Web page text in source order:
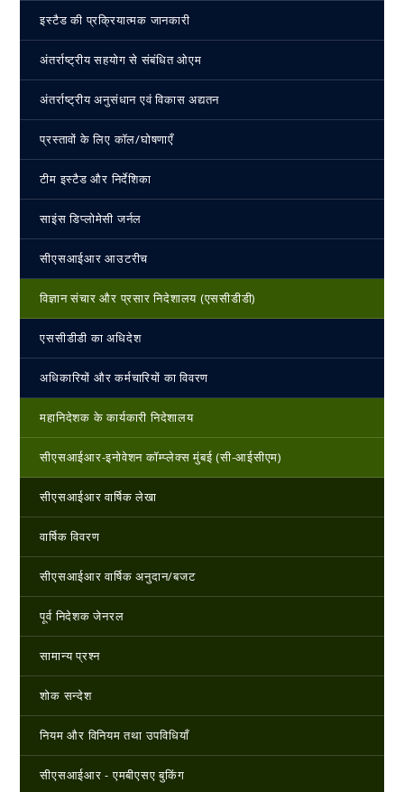
इस्‍टैड की प्रक्रियात्मक जानकारी
अंतर्राष्ट्रीय सहयोग से संबंधित ओएम
अंतर्राष्ट्रीय अनुसंधान एवं विकास अद्यतन
प्रस्तावों के लिए कॉल/घोषणाएँ
टीम इस्‍टैड और निर्देशिका
साइंस डिप्लोमेसी जर्नल
सीएसआईआर आउटरीच
विज्ञान संचार और प्रसार निदेशालय (एससीडीडी)
एससीडीडी का अधिदेश
अधिकारियों और कर्मचारियों का विवरण
महानिदेशक के कार्यकारी निदेशालय
सीएसआईआर-इनोवेशन कॉम्प्लेक्स मुंबई (सी-आईसीएम)
सीएसआईआर वार्षिक लेखा
वार्षिक विवरण
सीएसआईआर वार्षिक अनुदान/बजट
पूर्व निदेशक जेनरल
सामान्य प्रश्न
शोक सन्देश
नियम और विनियम तथा उपविधियाँ
सीएसआईआर - एमबीएसए बुकिंग